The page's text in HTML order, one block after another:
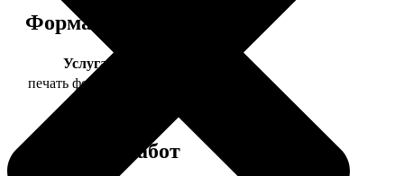
Форматы и цены
Услуга
печать фото 15х20
Примеры работ